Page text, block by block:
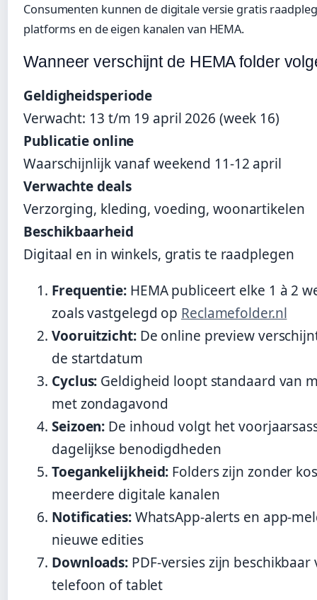
Consumenten kunnen de digitale versie gratis
platforms en de eigen kanalen van HEMA.
Wanneer verschijnt de HEMA folder
Geldigheidsperiode
Verwacht: 13 t/m 19 april 2026 (week 16)
Publicatie online
Waarschijnlijk vanaf weekend 11-12 april
Verwachte deals
Verzorging, kleding, voeding, woonartikelen
Beschikbaarheid
Digitaal en in winkels, gratis te raadplegen
Frequentie:HEMA publiceert elke 1 à 2
zoals vastgelegd op Reclamefolder.nl
Vooruitzicht:De online preview
de startdatum
Cyclus: Geldigheid loopt standaard van
met zondagavond
Seizoen: De inhoud volgt het
dagelijkse benodigdheden
Toegankelijkheid: Folders zijn zonder
meerdere digitale kanalen
Notificaties:WhatsApp-alerts en app-
nieuwe edities
Downloads: PDF-versies zijn
telefoon of tablet